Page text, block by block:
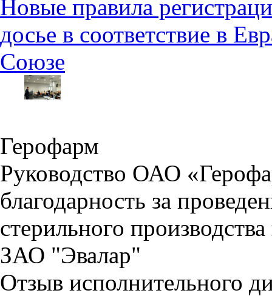
Новые правила
досье в соответствие в
Союзе
Герофарм
Руководство ОАО
благодарность за
стерильного
ЗАО "Эвалар"
Отзыв исполнительного